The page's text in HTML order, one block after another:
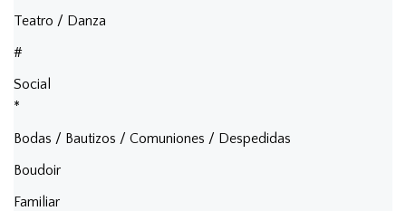
Teatro / Danza
#
Social
*
Bodas / Bautizos / Comuniones / Despedidas
Boudoir
Familiar